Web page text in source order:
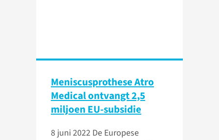
Meniscusprothese Atro
Medical ontvangt 2,5
miljoen EU-subsidie
8 juni 2022 De Europese